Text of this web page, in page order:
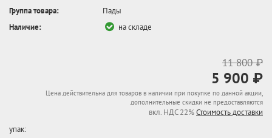
Группа товара:
Пады
Наличие:
на складе
11 800 ₽
5 900 ₽
Цена действительна для товаров в наличии при покупке по данной акции,
дополнительные скидки не предоставляются
вкл. НДС 22%Стоимость доставки
упак: